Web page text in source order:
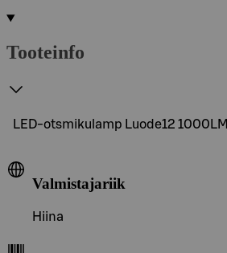
Tooteinfo
LED-otsmikulamp Luode12 1000LM
Valmistajariik
Hiina